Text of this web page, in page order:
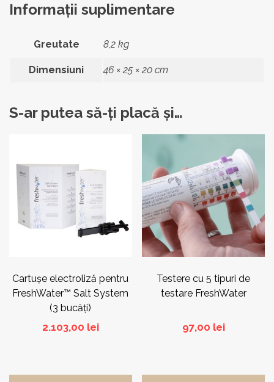
Informații suplimentare
Greutate 8,2 kg
Dimensiuni 46 × 25 × 20 cm
S-ar putea să-ți placă și…
Cartuşe electroliză pentru
FreshWater™ Salt System
(3 bucăţi)
2.103,00 lei
Testere cu 5 tipuri de
testare FreshWater
97,00 lei